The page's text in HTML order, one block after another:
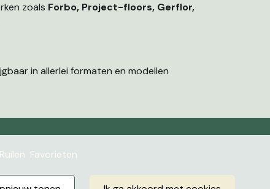
zoals Forbo, Project-floors, Gerflor,
in allerlei formaten en modellen
Favorieten